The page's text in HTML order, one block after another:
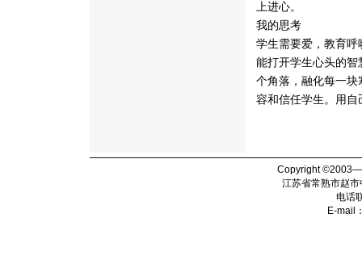
上进心。
我的思考
学生需要爱，教育
能打开学生心头的
个角落，融化每一
容和信任学生。用
Copyright
江苏省常熟市赵
电话
E-mail